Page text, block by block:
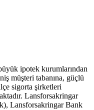
ipotek kurumlarından
müşteri tabanına, güçlü
sigorta şirketleri
Lansforsakringar
Lansforsakringar Bank